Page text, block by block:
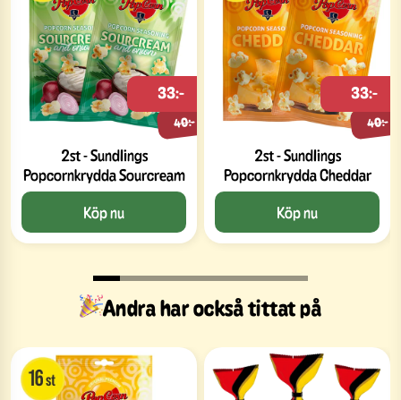
2st - Sundlings
Popcornkrydda Sourcream
40:-
33:-
Köp nu
2st - Sundlings
Popcornkrydda Cheddar
40:-
33:-
Köp nu
Andra har också tittat på